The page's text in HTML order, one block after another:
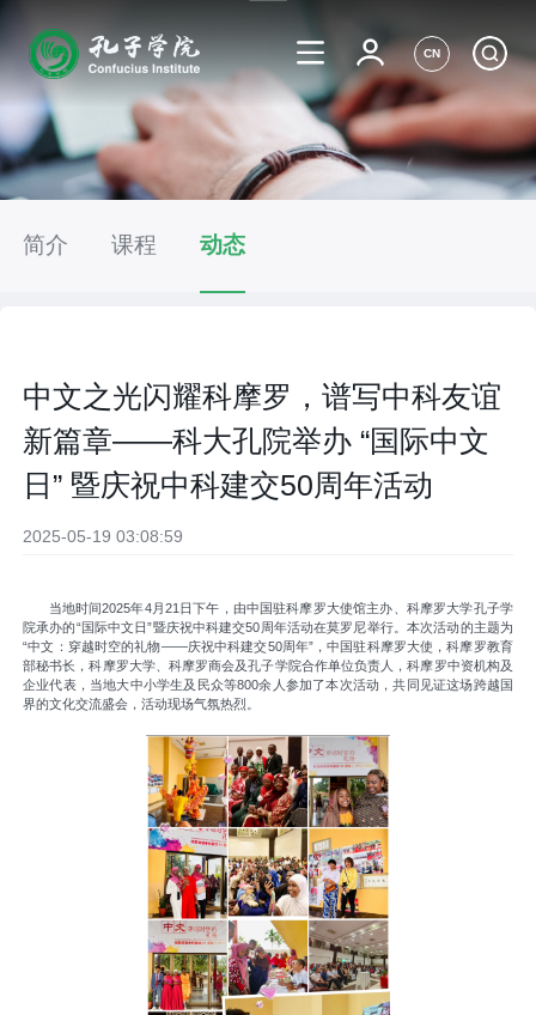
CN
简介 课程 动态
中文之光闪耀科摩罗，谱写中科友谊
新篇章——科大孔院举办 “国际中文
日” 暨庆祝中科建交50周年活动
2025-05-19 03:08:59
当地时间2025年4月21日下午，由中国驻科摩罗大使馆主办、科摩罗大学孔子学
院承办的“国际中文日”暨庆祝中科建交50周年活动在莫罗尼举行。本次活动的主题为
“中文：穿越时空的礼物——庆祝中科建交50周年”，中国驻科摩罗大使，科摩罗教育
部秘书长，科摩罗大学、科摩罗商会及孔子学院合作单位负责人，科摩罗中资机构及
企业代表，当地大中小学生及民众等800余人参加了本次活动，共同见证这场跨越国
界的文化交流盛会，活动现场气氛热烈。